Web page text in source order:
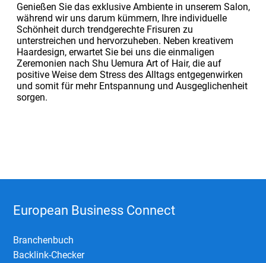
Genießen Sie das exklusive Ambiente in unserem Salon,
während wir uns darum kümmern, Ihre individuelle
Schönheit durch trendgerechte Frisuren zu
unterstreichen und hervorzuheben. Neben kreativem
Haardesign, erwartet Sie bei uns die einmaligen
Zeremonien nach Shu Uemura Art of Hair, die auf
positive Weise dem Stress des Alltags entgegenwirken
und somit für mehr Entspannung und Ausgeglichenheit
sorgen.
European Business Connect
Branchenbuch
Backlink-Checker